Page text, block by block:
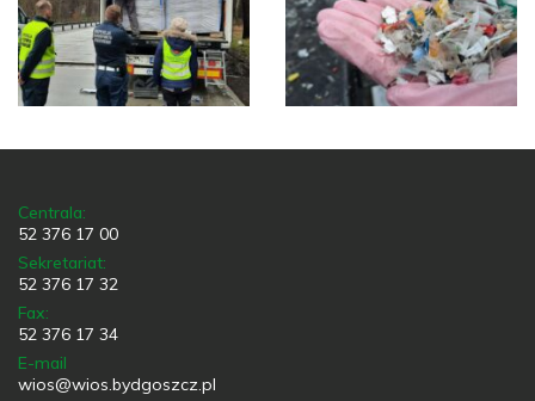
Centrala:
52 376 17 00
Sekretariat:
52 376 17 32
Fax:
52 376 17 34
E-mail
wios@wios.bydgoszcz.pl